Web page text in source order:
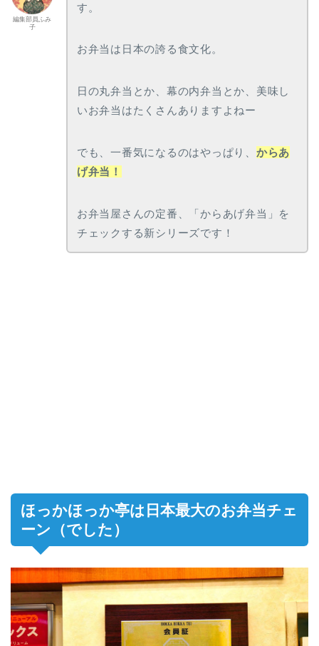
編集部員ふみ
子
す。
お弁当は日本の誇る食文化。
日の丸弁当とか、幕の内弁当とか、美味し
いお弁当はたくさんありますよねー
でも、一番気になるのはやっぱり、 からあ
げ弁当！
お弁当屋さんの定番、「からあげ弁当」を
チェックする新シリーズです！
ほっかほっか亭は日本最大のお弁当チェ
ーン（でした）